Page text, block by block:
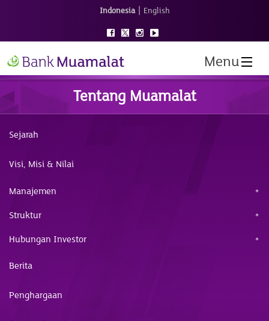
Indonesia | English
Menu
Tentang Muamalat
Sejarah
Visi, Misi & Nilai
Manajemen
Struktur
Hubungan Investor
Berita
Penghargaan